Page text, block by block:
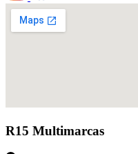
R15 Multimarcas